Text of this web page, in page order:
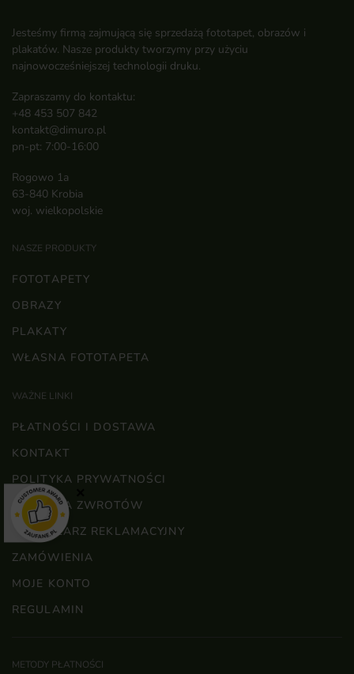
Jesteśmy firmą zajmującą się sprzedażą fototapet, obrazów i
plakatów. Nasze produkty tworzymy przy użyciu
najnowocześniejszej technologii druku.
Zapraszamy do kontaktu:
+48 453 507 842
kontakt@dimuro.pl
pn-pt: 7:00-16:00
Rogowo 1a
63-840 Krobia
woj. wielkopolskie
NASZE PRODUKTY
FOTOTAPETY
OBRAZY
PLAKATY
WŁASNA FOTOTAPETA
WAŻNE LINKI
PŁATNOŚCI I DOSTAWA
KONTAKT
POLITYKA PRYWATNOŚCI
POLITYKA ZWROTÓW
FORMULARZ REKLAMACYJNY
ZAMÓWIENIA
MOJE KONTO
REGULAMIN
METODY PŁATNOŚCI